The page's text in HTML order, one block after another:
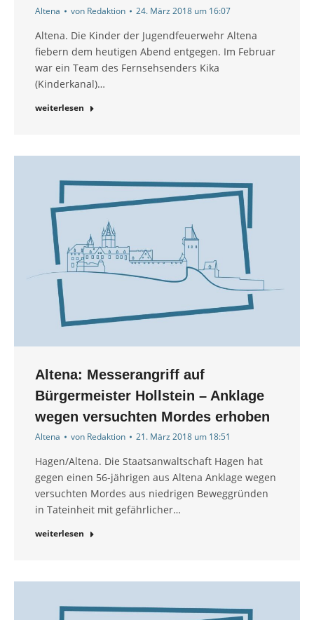
Altena von Redaktion 24. März 2018 um 16:07
Altena. Die Kinder der Jugendfeuerwehr Altena
fiebern dem heutigen Abend entgegen. Im Februar
war ein Team des Fernsehsenders Kika
(Kinderkanal)…
weiterlesen
Altena: Messerangriff auf
Bürgermeister Hollstein – Anklage
wegen versuchten Mordes erhoben
Altena von Redaktion 21. März 2018 um 18:51
Hagen/Altena. Die Staatsanwaltschaft Hagen hat
gegen einen 56-jährigen aus Altena Anklage wegen
versuchten Mordes aus niedrigen Beweggründen
in Tateinheit mit gefährlicher…
weiterlesen